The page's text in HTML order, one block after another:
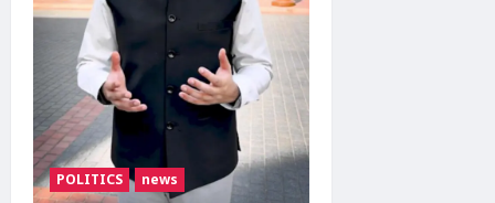
|
Jhansi
Dowry
Death
Case
POLITICS news